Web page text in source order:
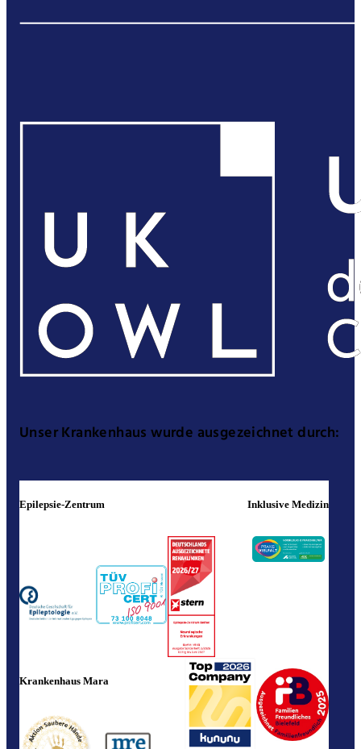
Unser Krankenhaus wurde ausgezeichnet durch:
Epilepsie-Zentrum Inklusive Medizin
Krankenhaus Mara